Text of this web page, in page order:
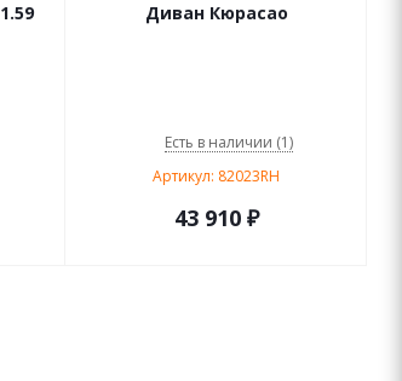
Диван Кюрасао
Есть в наличии (1)
Артикул: 82023RH
43 910₽